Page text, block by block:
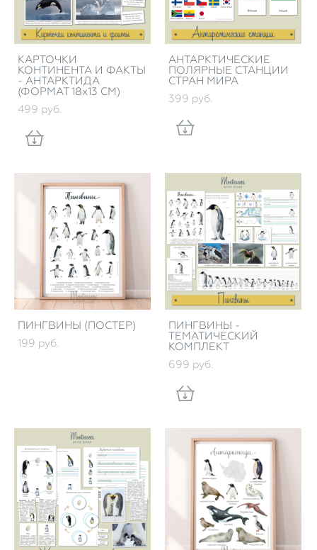
КАРТОЧКИ
КОНТИНЕНТА И ФАКТЫ
- АНТАРКТИДА
(ФОРМАТ 18х13 СМ)
499 pуб.
АНТАРКТИЧЕСКИЕ
ПОЛЯРНЫЕ СТАНЦИИ
СТРАН МИРА
399 pуб.
ПИНГВИНЫ (ПОСТЕР)
199 pуб.
ПИНГВИНЫ -
ТЕМАТИЧЕСКИЙ
КОМПЛЕКТ
699 pуб.